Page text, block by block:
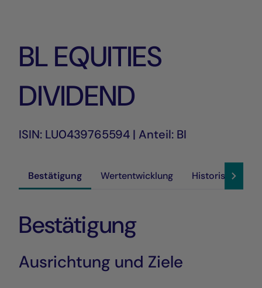
BL EQUITIES
DIVIDEND
ISIN: LU0439765594 | Anteil: BI
Bestätigung Wertentwicklung Historische
Bestätigung
Ausrichtung und Ziele